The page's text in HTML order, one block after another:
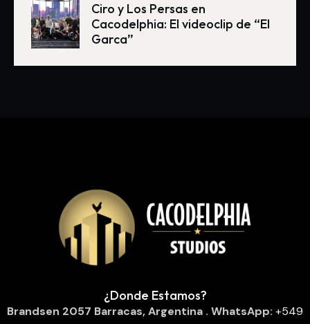
Ciro y Los Persas en
Cacodelphia: El videoclip de “El
Garca”
¿Donde Estamos?
Brandsen 2057 Barracas, Argentina . WhatsApp: +549